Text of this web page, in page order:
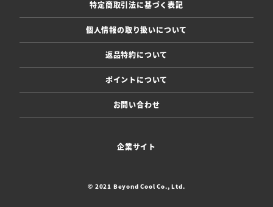
特定商取引法に基づく表記
個人情報の取り扱いについて
返品特約について
ポイントについて
お問い合わせ
企業サイト
© 2021 Beyond Cool Co., Ltd.